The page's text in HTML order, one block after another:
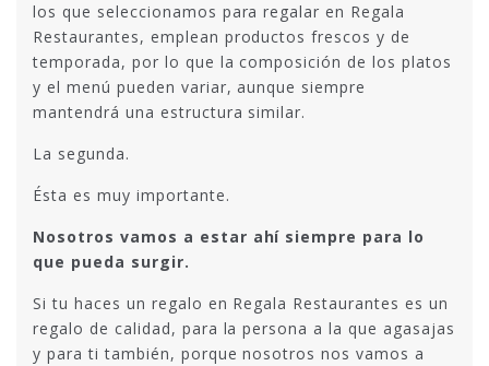
los que seleccionamos para regalar en Regala
Restaurantes, emplean productos frescos y de
temporada, por lo que la composición de los platos
y el menú pueden variar, aunque siempre
mantendrá una estructura similar.
La segunda.
Ésta es muy importante.
Nosotros vamos a estar ahí siempre para lo
que pueda surgir.
Si tu haces un regalo en Regala Restaurantes es un
regalo de calidad, para la persona a la que agasajas
y para ti también, porque nosotros nos vamos a